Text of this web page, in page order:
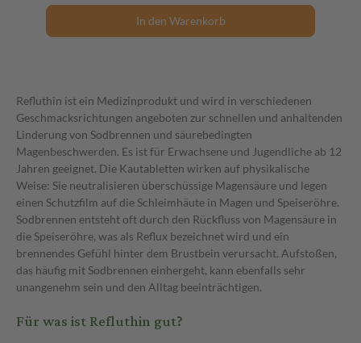
Refluthin ist ein Medizinprodukt und wird in verschiedenen
Geschmacksrichtungen angeboten zur schnellen und anhaltenden
Linderung von Sodbrennen und säurebedingten
Magenbeschwerden. Es ist für Erwachsene und Jugendliche ab 12
Jahren geeignet. Die Kautabletten wirken auf physikalische
Weise: Sie neutralisieren überschüssige Magensäure und legen
einen Schutzfilm auf die Schleimhäute in Magen und Speiseröhre.
Sodbrennen entsteht oft durch den Rückfluss von Magensäure in
die Speiseröhre, was als Reflux bezeichnet wird und ein
brennendes Gefühl hinter dem Brustbein verursacht. Aufstoßen,
das häufig mit Sodbrennen einhergeht, kann ebenfalls sehr
unangenehm sein und den Alltag beeinträchtigen.
Für was ist Refluthin gut?
In den Warenkorb